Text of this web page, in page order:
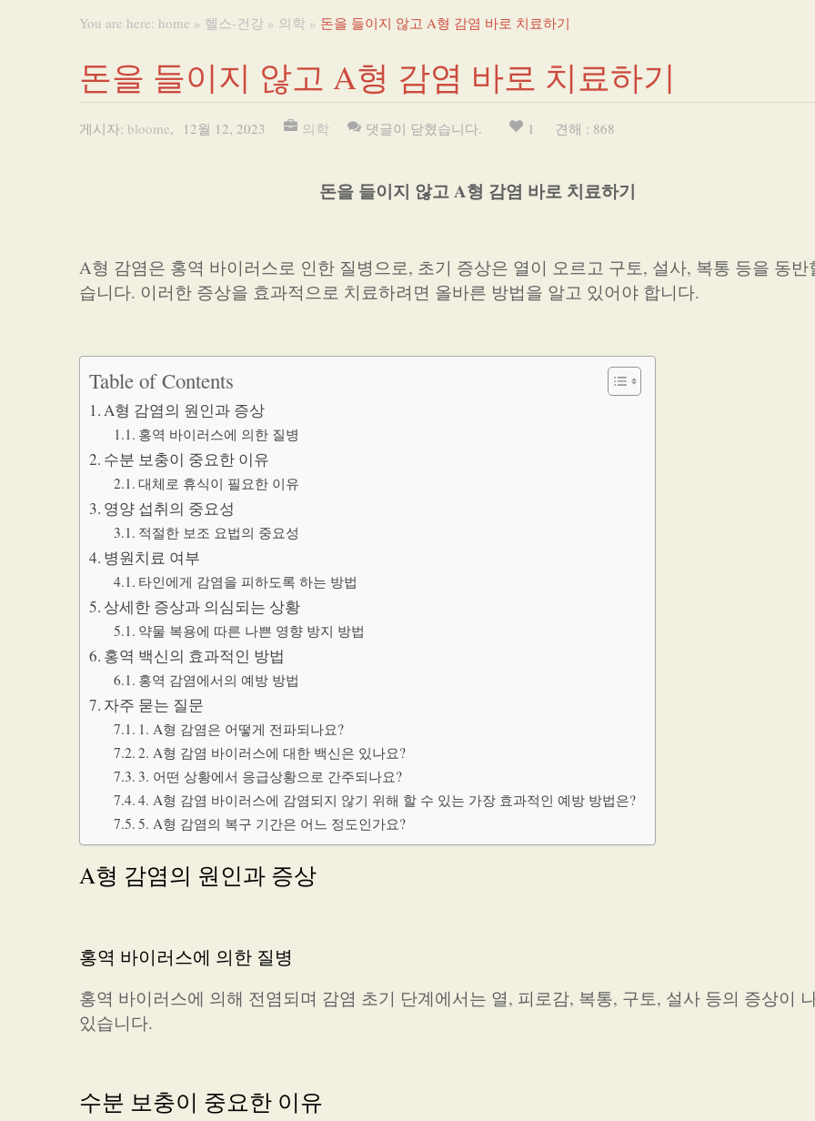
You are here: home » 헬스-건강 » 의학 » 돈을 들이지 않고 A형 감염 바로 치료하기
돈을 들이지 않고 A형 감염 바로 치료하기
게시자: bloome, 12월 12, 2023 의학 댓글이 닫혔습니다. 1 견해 : 868
돈을 들이지 않고 A형 감염 바로 치료하기
A형 감염은 홍역 바이러스로 인한 질병으로, 초기 증상은 열이 오르고 구토, 설사, 복통 등을 동반
습니다. 이러한 증상을 효과적으로 치료하려면 올바른 방법을 알고 있어야 합니다.
Table of Contents
A형 감염의 원인과 증상
홍역 바이러스에 의한 질병
수분 보충이 중요한 이유
대체로 휴식이 필요한 이유
영양 섭취의 중요성
적절한 보조 요법의 중요성
병원치료 여부
타인에게 감염을 피하도록 하는 방법
상세한 증상과 의심되는 상황
약물 복용에 따른 나쁜 영향 방지 방법
홍역 백신의 효과적인 방법
홍역 감염에서의 예방 방법
자주 묻는 질문
1. A형 감염은 어떻게 전파되나요?
2. A형 감염 바이러스에 대한 백신은 있나요?
3. 어떤 상황에서 응급상황으로 간주되나요?
4. A형 감염 바이러스에 감염되지 않기 위해 할 수 있는 가장 효과적인 예방 방법은?
5. A형 감염의 복구 기간은 어느 정도인가요?
A형 감염의 원인과 증상
홍역 바이러스에 의한 질병
홍역 바이러스에 의해 전염되며 감염 초기 단계에서는 열, 피로감, 복통, 구토, 설사 등의 증상이
있습니다.
수분 보충이 중요한 이유